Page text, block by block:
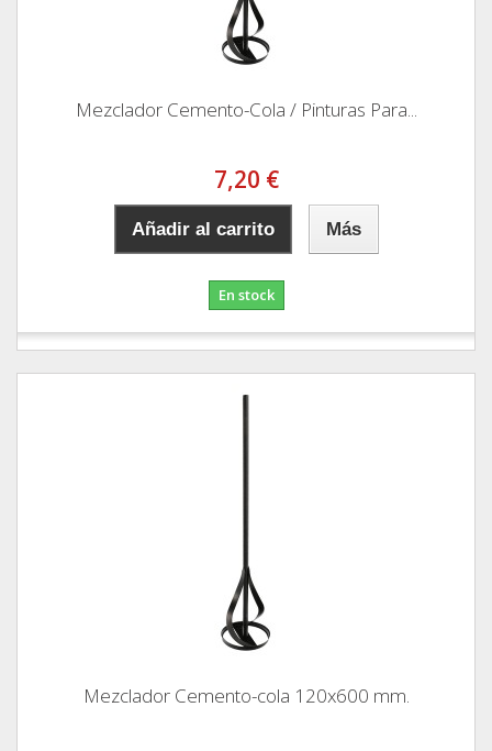
Mezclador Cemento-Cola / Pinturas Para...
7,20 €
Añadir al carrito Más
En stock
Mezclador Cemento-cola 120x600 mm.